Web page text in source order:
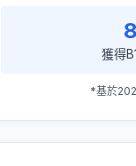
獲得
*基於